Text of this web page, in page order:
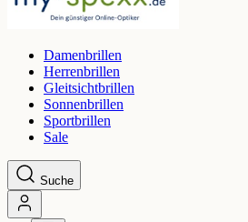
Damenbrillen
Herrenbrillen
Gleitsichtbrillen
Sonnenbrillen
Sportbrillen
Sale
Suche